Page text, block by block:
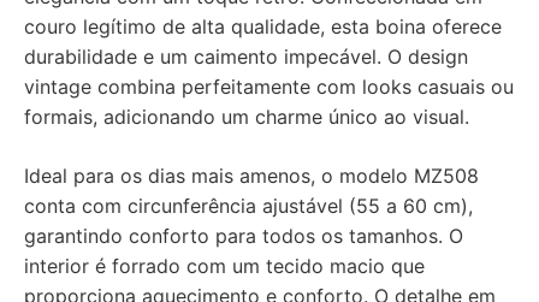
couro legítimo de alta qualidade, esta boina oferece
durabilidade e um caimento impecável. O design
vintage combina perfeitamente com looks casuais ou
formais, adicionando um charme único ao visual.
Ideal para os dias mais amenos, o modelo MZ508
conta com circunferência ajustável (55 a 60 cm),
garantindo conforto para todos os tamanhos. O
interior é forrado com um tecido macio que
proporciona aquecimento e conforto. O detalhe em